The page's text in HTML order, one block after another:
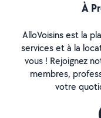
À
AlloVoisins est la
services et à la
vous ! Rejoignez
membres,
votre